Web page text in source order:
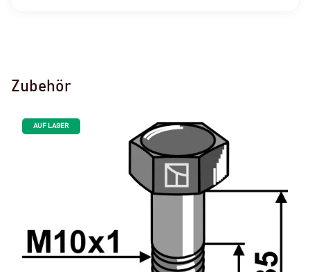
Zubehör
AUF LAGER